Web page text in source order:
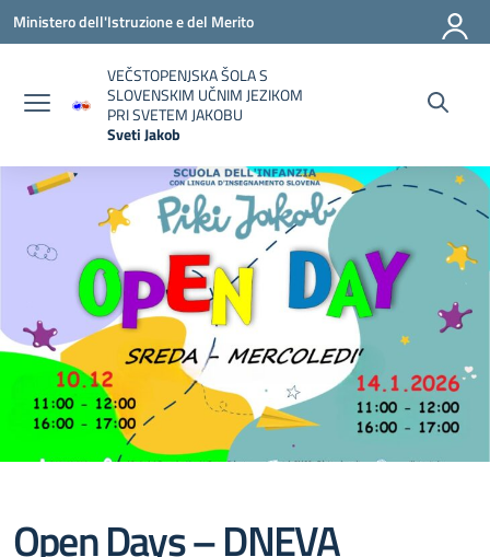
Vai ai contenuti
Vai al menu di navigazione
Vai al footer
Ministero dell'Istruzione e del Merito
VEČSTOPENJSKA ŠOLA S
SLOVENSKIM UČNIM JEZIKOM
PRI SVETEM JAKOBU
Sveti Jakob
Open Days – DNEVA